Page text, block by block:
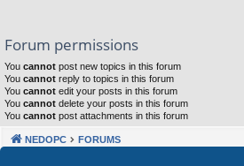
Forum permissions
You cannot post new topics in this forum
You cannot reply to topics in this forum
You cannot edit your posts in this forum
You cannot delete your posts in this forum
You cannot post attachments in this forum
NEDOPC FORUMS